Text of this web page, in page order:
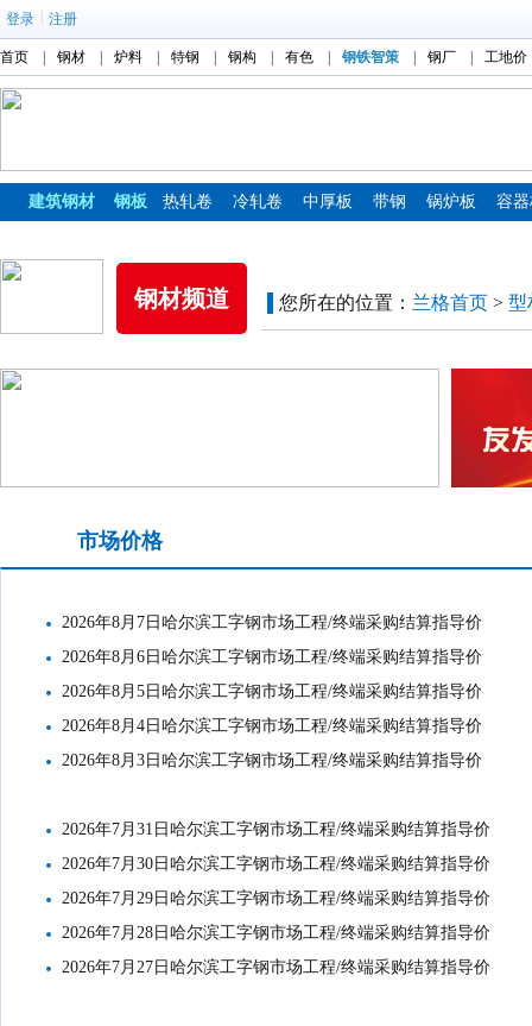
登录 注册
首页 钢材 炉料 特钢 钢构 有色 钢铁智策 钢厂 工地价
建筑钢材 钢板 热轧卷 冷轧卷 中厚板 带钢 锅炉板 容
钢材频道 您所在的位置： 兰格首页 > 型
市场价格
2026年8月7日哈尔滨工字钢市场工程/终端采购结算指导价
2026年8月6日哈尔滨工字钢市场工程/终端采购结算指导价
2026年8月5日哈尔滨工字钢市场工程/终端采购结算指导价
2026年8月4日哈尔滨工字钢市场工程/终端采购结算指导价
2026年8月3日哈尔滨工字钢市场工程/终端采购结算指导价
2026年7月31日哈尔滨工字钢市场工程/终端采购结算指导价
2026年7月30日哈尔滨工字钢市场工程/终端采购结算指导价
2026年7月29日哈尔滨工字钢市场工程/终端采购结算指导价
2026年7月28日哈尔滨工字钢市场工程/终端采购结算指导价
2026年7月27日哈尔滨工字钢市场工程/终端采购结算指导价